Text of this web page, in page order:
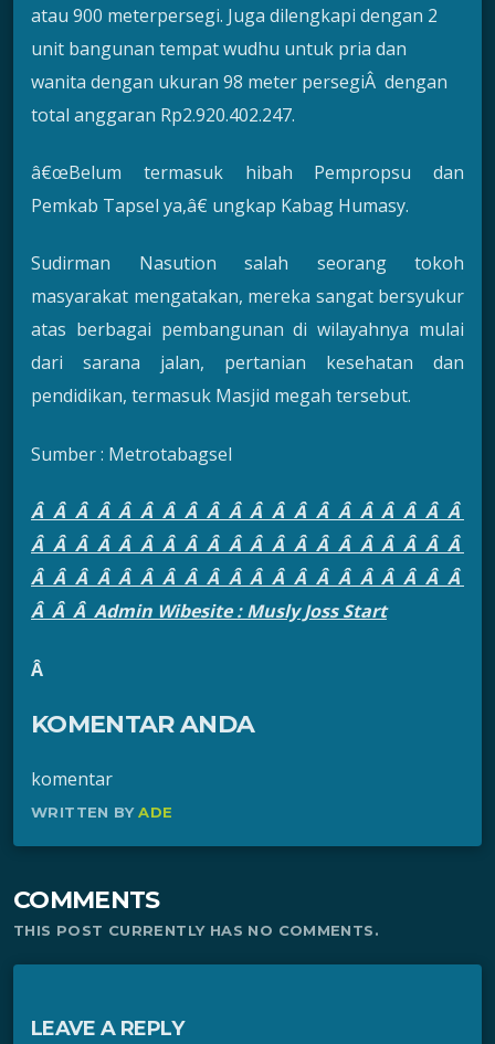
atau 900 meterpersegi. Juga dilengkapi dengan 2
unit bangunan tempat wudhu untuk pria dan
wanita dengan ukuran 98 meter persegiÂ dengan
total anggaran Rp2.920.402.247.
â€œBelum termasuk hibah Pempropsu dan
Pemkab Tapsel ya,â€ ungkap Kabag Humasy.
Sudirman Nasution salah seorang tokoh
masyarakat mengatakan, mereka sangat bersyukur
atas berbagai pembangunan di wilayahnya mulai
dari sarana jalan, pertanian kesehatan dan
pendidikan, termasuk Masjid megah tersebut.
Sumber : Metrotabagsel
Â Â Â Â Â Â Â Â Â Â Â Â Â Â Â Â Â Â Â Â
Â Â Â Â Â Â Â Â Â Â Â Â Â Â Â Â Â Â Â Â
Â Â Â Â Â Â Â Â Â Â Â Â Â Â Â Â Â Â Â Â
Â Â Â Admin Wibesite : Musly Joss Start
Â
KOMENTAR ANDA
komentar
WRITTEN BYADE
COMMENTS
THIS POST CURRENTLY HAS NO COMMENTS.
LEAVE A REPLY